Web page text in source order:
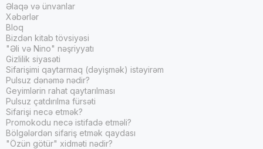
Əlaqə və ünvanlar
Xəbərlər
Bloq
Bizdən kitab tövsiyəsi
"Əli və Nino" nəşriyyatı
Gizlilik siyasəti
Sifarişimi qaytarmaq (dəyişmək) istəyirəm
Pulsuz dənəmə nədir?
Geyimlərin rahat qaytarılması
Pulsuz çatdırılma fürsəti
Sifarişi necə etmək?
Promokodu necə istifadə etməli?
Bölgələrdən sifariş etmək qaydası
"Özün götür" xidməti nədir?